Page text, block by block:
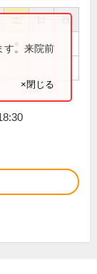
祝
す。来院前
×閉じる